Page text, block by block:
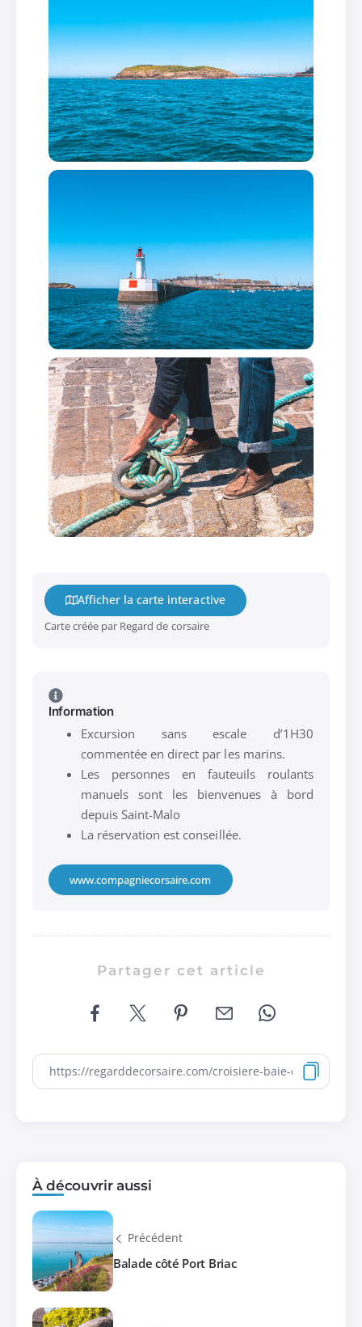
Afficher la carte interactive
Carte créée par Regard de corsaire
Information
Excursion sans escale d’1H30
commentée en direct par les marins.
Les personnes en fauteuils roulants
manuels sont les bienvenues à bord
depuis Saint-Malo
La réservation est conseillée.
www.compagniecorsaire.com
Partager cet article
À découvrir aussi
Précédent
Balade côté Port Briac